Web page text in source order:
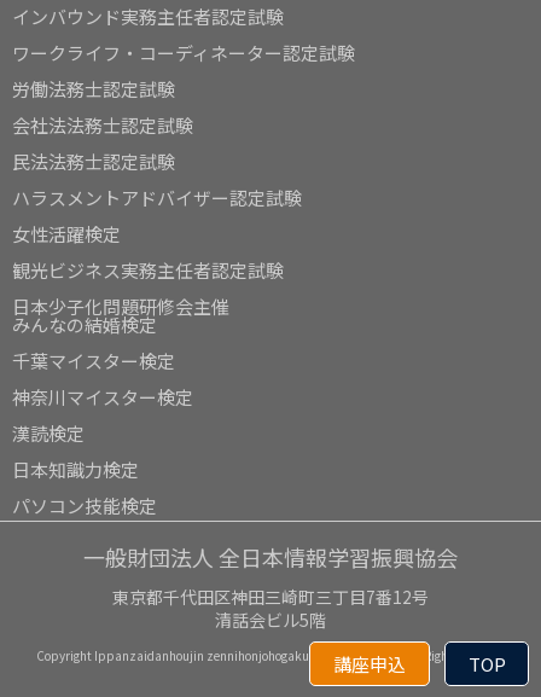
インバウンド実務主任者認定試験
ワークライフ・コーディネーター認定試験
労働法務士認定試験
会社法法務士認定試験
民法法務士認定試験
ハラスメントアドバイザー認定試験
女性活躍検定
観光ビジネス実務主任者認定試験
日本少子化問題研修会主催
みんなの結婚検定
千葉マイスター検定
神奈川マイスター検定
漢読検定
日本知識力検定
パソコン技能検定
一般財団法人 全日本情報学習振興協会
東京都千代田区神田三崎町三丁目7番12号
清話会ビル5階
Copyright Ippanzaidanhoujin zennihonjohogakushushinkokyokai All Right Reserved
講座申込 TOP